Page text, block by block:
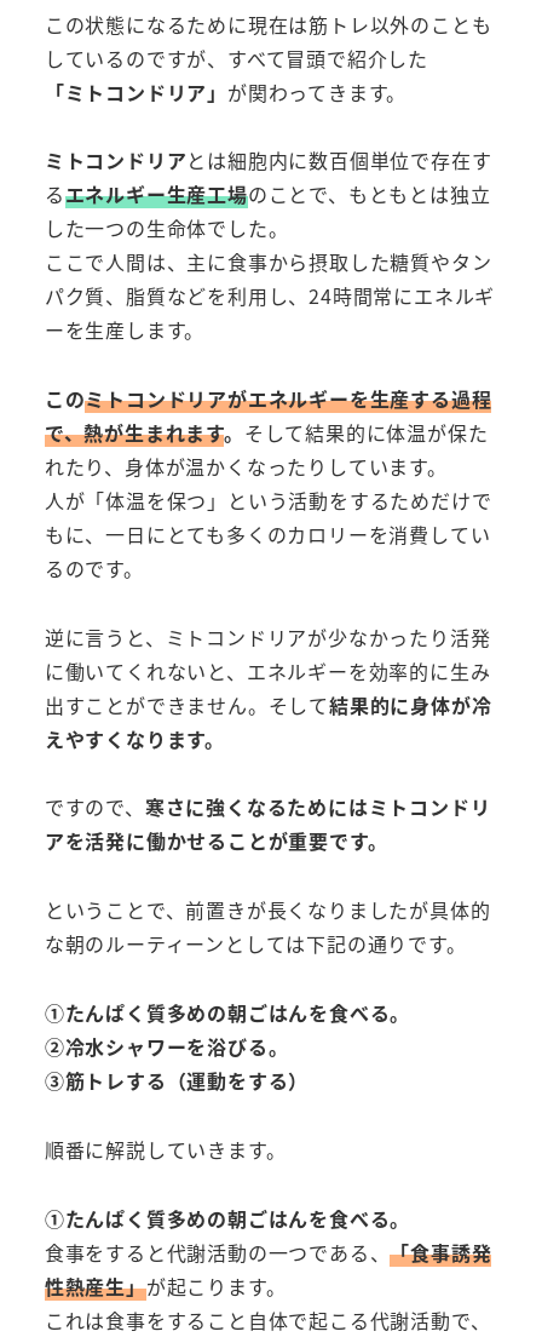
この状態になるために現在は筋トレ以外のことも
しているのですが、すべて冒頭で紹介した
「ミトコンドリア」 が関わってきます。
ミトコンドリアとは細胞内に数百個単位で存在す
るエネルギー生産工場のことで、もともとは独立
した一つの生命体でした。
ここで人間は、主に食事から摂取した糖質やタン
パク質、脂質などを利用し、24時間常にエネルギ
ーを生産します。
このミトコンドリアがエネルギーを生産する過程
で、熱が生まれます。 そして結果的に体温が保た
れたり、身体が温かくなったりしています。
人が「体温を保つ」という活動をするためだけで
もに、一日にとても多くのカロリーを消費してい
るのです。
逆に言うと、ミトコンドリアが少なかったり活発
に働いてくれないと、エネルギーを効率的に生み
出すことができません。そして結果的に身体が冷
えやすくなります。
ですので、 寒さに強くなるためにはミトコンドリ
アを活発に働かせることが重要です。
ということで、前置きが長くなりましたが具体的
な朝のルーティーンとしては下記の通りです。
①たんぱく質多めの朝ごはんを食べる。
②冷水シャワーを浴びる。
③筋トレする（運動をする）
順番に解説していきます。
①たんぱく質多めの朝ごはんを食べる。
食事をすると代謝活動の一つである、「食事誘発
性熱産生」が起こります。
これは食事をすること自体で起こる代謝活動で、